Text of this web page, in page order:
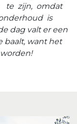
te zijn, omdat
is
dag valt er een
baalt, want het